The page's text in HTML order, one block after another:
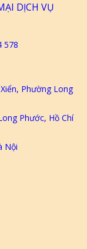
DỊCH VỤ
578
Phường Long
Phước, Hồ Chí
Nội